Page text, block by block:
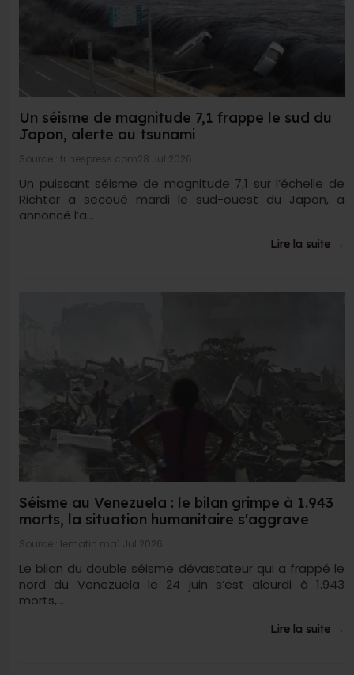
Un séisme de magnitude 7,1 frappe le sud du
Japon, alerte au tsunami
Source : fr.hespress.com28 Jul 2026
Un puissant séisme de magnitude 7,1 sur l’échelle de
Richter a secoué mardi le sud-ouest du Japon, a
annoncé l’a...
Lire la suite →
Séisme au Venezuela : le bilan grimpe à 1.943
morts, la situation humanitaire s'aggrave
Source : lematin.ma1 Jul 2026
Le bilan du double séisme dévastateur qui a frappé le
nord du Venezuela le 24 juin s’est alourdi à 1.943
morts,...
Lire la suite →